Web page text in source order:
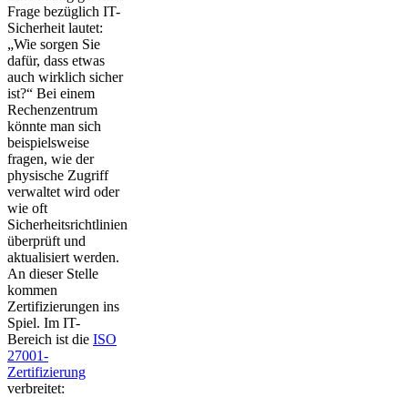
Frage bezüglich IT-
Sicherheit lautet:
„Wie sorgen Sie
dafür, dass etwas
auch wirklich sicher
ist?“ Bei einem
Rechenzentrum
könnte man sich
beispielsweise
fragen, wie der
physische Zugriff
verwaltet wird oder
wie oft
Sicherheitsrichtlinien
überprüft und
aktualisiert werden.
An dieser Stelle
kommen
Zertifizierungen ins
Spiel. Im IT-
Bereich ist die ISO
27001-
Zertifizierung
verbreitet: